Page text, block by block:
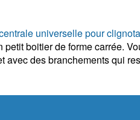
universelle pour
boitier de forme carrée.
des branchements qui